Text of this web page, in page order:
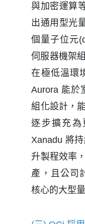
與加密運算
出通用型光
個量子位元
伺服器機架
在極低溫環
Aurora 能於
組化設計，
逐步擴充為
Xanadu 將
升製程效率
產，且公司
核心的大型